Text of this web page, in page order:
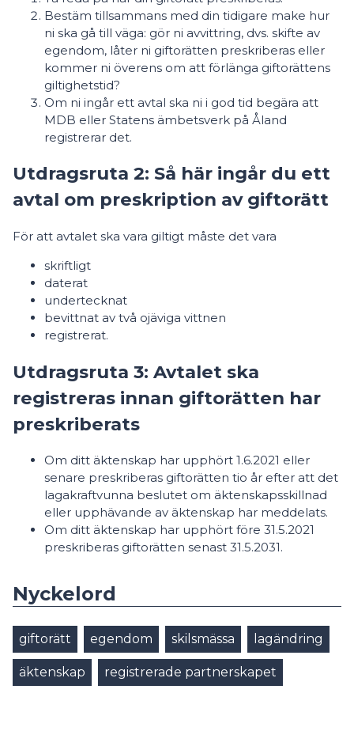
Bestäm tillsammans med din tidigare make hur
ni ska gå till väga: gör ni avvittring, dvs. skifte av
egendom, låter ni giftorätten preskriberas eller
kommer ni överens om att förlänga giftorättens
giltighetstid?
Om ni ingår ett avtal ska ni i god tid begära att
MDB eller Statens ämbetsverk på Åland
registrerar det.
Utdragsruta 2: Så här ingår du ett
avtal om preskription av giftorätt
För att avtalet ska vara giltigt måste det vara
skriftligt
daterat
undertecknat
bevittnat av två ojäviga vittnen
registrerat.
Utdragsruta 3: Avtalet ska
registreras innan giftorätten har
preskriberats
Om ditt äktenskap har upphört 1.6.2021 eller
senare preskriberas giftorätten tio år efter att det
lagakraftvunna beslutet om äktenskapsskillnad
eller upphävande av äktenskap har meddelats.
Om ditt äktenskap har upphört före 31.5.2021
preskriberas giftorätten senast 31.5.2031.
Nyckelord
giftorätt egendom skilsmässa lagändring
äktenskap registrerade partnerskapet